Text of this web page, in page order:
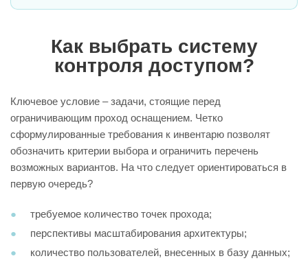
Как выбрать систему
контроля доступом?
Ключевое условие – задачи, стоящие перед
ограничивающим проход оснащением. Четко
сформулированные требования к инвентарю позволят
обозначить критерии выбора и ограничить перечень
возможных вариантов. На что следует ориентироваться в
первую очередь?
требуемое количество точек прохода;
перспективы масштабирования архитектуры;
количество пользователей, внесенных в базу данных;